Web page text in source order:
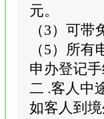
（2）禁止
元。
（3）可
（5）所有
申办登记
二 .客人中